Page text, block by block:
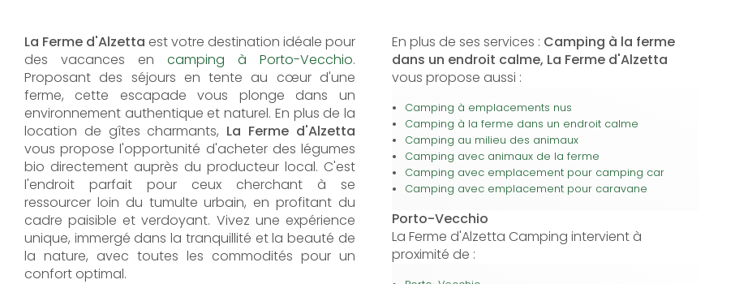
La Ferme d'Alzetta est votre destination idéale pour
des vacances en camping à Porto-Vecchio.
Proposant des séjours en tente au cœur d'une
ferme, cette escapade vous plonge dans un
environnement authentique et naturel. En plus de la
location de gîtes charmants, La Ferme d'Alzetta
vous propose l'opportunité d'acheter des légumes
bio directement auprès du producteur local. C'est
l'endroit parfait pour ceux cherchant à se
ressourcer loin du tumulte urbain, en profitant du
cadre paisible et verdoyant. Vivez une expérience
unique, immergé dans la tranquillité et la beauté de
la nature, avec toutes les commodités pour un
confort optimal.
En plus de ses services : Camping à la ferme
dans un endroit calme, La Ferme d'Alzetta
vous propose aussi :
Camping à emplacements nus
Camping à la ferme dans un endroit calme
Camping au milieu des animaux
Camping avec animaux de la ferme
Camping avec emplacement pour camping car
Camping avec emplacement pour caravane
Porto-Vecchio
La Ferme d'Alzetta Camping intervient à
proximité de :